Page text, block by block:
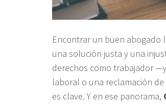
Encontrar un buen abogado
una solución justa y una
derechos como trabajador
laboral o una reclamación
es clave. Y en ese panorama,